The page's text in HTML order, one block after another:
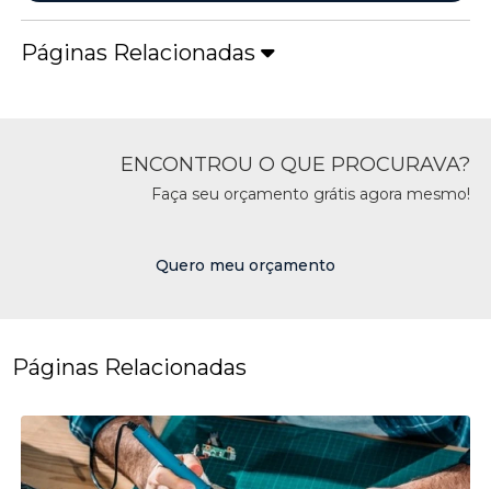
Páginas Relacionadas
ENCONTROU O QUE PROCURAVA?
Faça seu orçamento grátis agora mesmo!
Quero meu orçamento
Páginas Relacionadas